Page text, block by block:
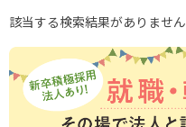
該当する検索結果がありません